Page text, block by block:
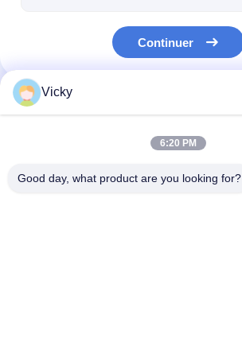
Continuer
Nos Catégories
Vicky
6:20 PM
Good day, what product are you looking for?